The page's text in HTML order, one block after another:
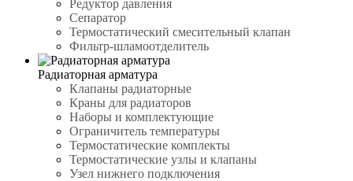
Редуктор давления
Сепаратор
Термостатический смесительный клапан
Фильтр-шламоотделитель
Радиаторная арматура
Клапаны радиаторные
Краны для радиаторов
Наборы и комплектующие
Ограничитель температуры
Термостатические комплекты
Термостатические узлы и клапаны
Узел нижнего подключения